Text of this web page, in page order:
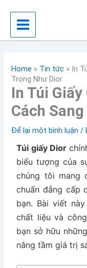
dung
Home » Tin tức » In
Trọng Như Dior
In Túi
Cách
Để lại một bình luận /
Túi giấy Dior
biểu tượng của
chúng tôi mang
chuẩn đẳng cấp
bạn. Bài viết
chất liệu và
bạn sở hữu
nâng tầm giá trị